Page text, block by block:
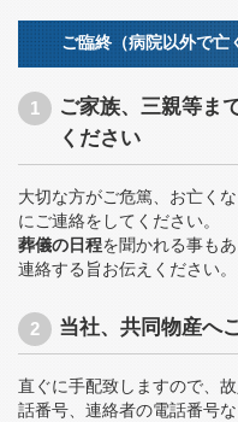
ご臨終（病院以外で亡
ご家族、三親等ま
ください
大切な方がご危篤、お亡く
にご連絡をしてください。
葬儀の日程を聞かれる事も
連絡する旨お伝えください。
当社、共同物産へ
直ぐに手配致しますので、
話番号、連絡者の電話番号